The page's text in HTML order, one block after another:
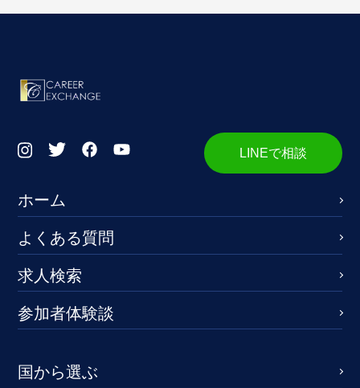
LINEで相談
ホーム
よくある質問
求人検索
参加者体験談
国から選ぶ